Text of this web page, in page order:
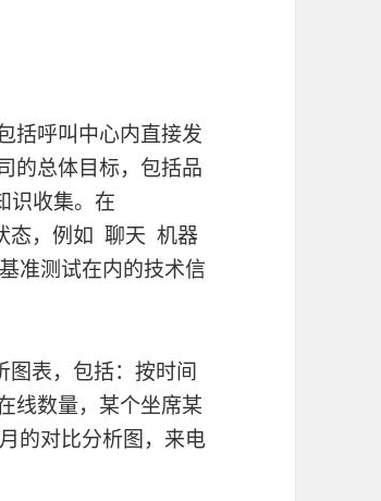
括呼叫中心内直接发
的总体目标，包括品
识收集。在
态，例如 聊天 机器
准测试在内的技术信
图表，包括：按时间
线数量，某个坐席某
的对比分析图，来电